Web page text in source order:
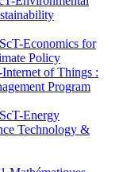
Economics for
Policy
of Things :
Program
Energy
Technology &